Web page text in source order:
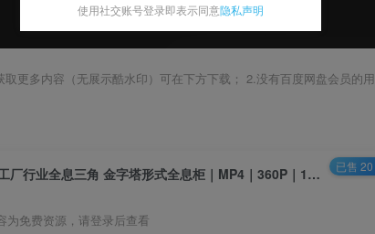
更多内容（无展示酷水印）可在下方下载； 2.没有百度网盘会员的用
智慧工厂行业全息三角 金字塔形式全息柜｜MP4｜360P｜1.86M
为免费资源，请登录后查看
已售 20
使用社交账号登录即表示同意隐私声明